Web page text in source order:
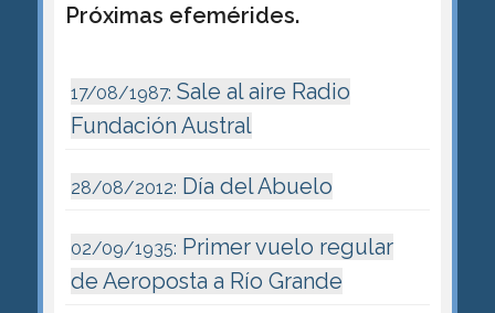
Próximas efemérides.
17/08/1987: Sale al aire Radio
Fundación Austral
28/08/2012: Día del Abuelo
02/09/1935: Primer vuelo regular
de Aeroposta a Río Grande